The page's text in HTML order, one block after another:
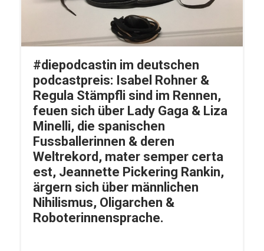
#diepodcastin im deutschen
podcastpreis: Isabel Rohner &
Regula Stämpfli sind im Rennen,
feuen sich über Lady Gaga & Liza
Minelli, die spanischen
Fussballerinnen & deren
Weltrekord, mater semper certa
est, Jeannette Pickering Rankin,
ärgern sich über männlichen
Nihilismus, Oligarchen &
Roboterinnensprache.